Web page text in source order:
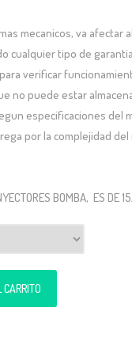
mecanicos, va
cualquier tipo de garantia
verificar
no puede estar
especificaciones
por la complejidad
BOMBA, ES DE
cantidad